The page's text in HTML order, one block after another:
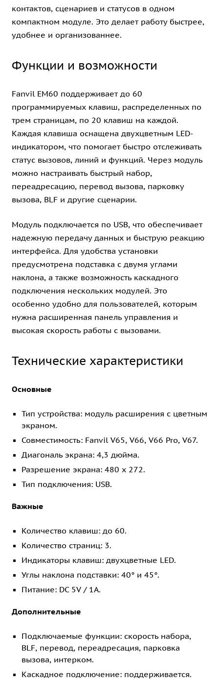
контактов, сценариев и статусов в одном
компактном модуле. Это делает работу быстрее,
удобнее и организованнее.
Функции и возможности
Fanvil EM60 поддерживает до 60
программируемых клавиш, распределенных по
трем страницам, по 20 клавиш на каждой.
Каждая клавиша оснащена двухцветным LED-
индикатором, что помогает быстро отслеживать
статус вызовов, линий и функций. Через модуль
можно настраивать быстрый набор,
переадресацию, перевод вызова, парковку
вызова, BLF и другие сценарии.
Модуль подключается по USB, что обеспечивает
надежную передачу данных и быструю реакцию
интерфейса. Для удобства установки
предусмотрена подставка с двумя углами
наклона, а также возможность каскадного
подключения нескольких модулей. Это
особенно удобно для пользователей, которым
нужна расширенная панель управления и
высокая скорость работы с вызовами.
Технические характеристики
Основные
Тип устройства: модуль расширения с цветным
экраном.
Совместимость: Fanvil V65, V66, V66 Pro, V67.
Диагональ экрана: 4,3 дюйма.
Разрешение экрана: 480 x 272.
Тип подключения: USB.
Важные
Количество клавиш: до 60.
Количество страниц: 3.
Индикаторы клавиш: двухцветные LED.
Углы наклона подставки: 40° и 45°.
Питание: DC 5V / 1A.
Дополнительные
Подключаемые функции: скорость набора,
BLF, перевод, переадресация, парковка
вызова, интерком.
Каскадное подключение: поддерживается.